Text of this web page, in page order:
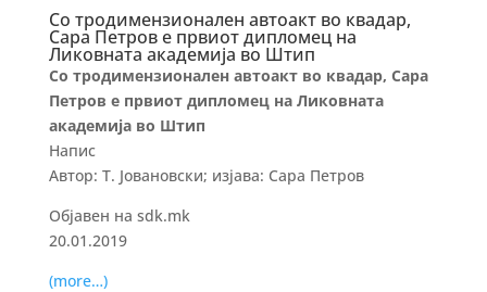
Со тродимензионален автоакт во квадар,
Сара Петров е првиот дипломец на
Ликовната академија во Штип
Со тродимензионален автоакт во квадар, Сара
Петров е првиот дипломец на Ликовната
академија во Штип
Напис
Автор: Т. Јовановски; изјава: Сара Петров
Објавен на sdk.mk
20.01.2019
(more…)